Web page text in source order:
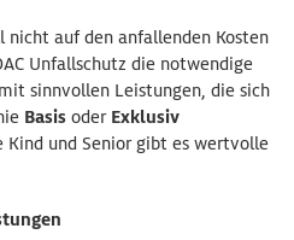
nicht auf den anfallenden Kosten
Unfallschutz die notwendige
sinnvollen Leistungen, die sich
Basis oder Exklusiv
Kind und Senior gibt es wertvolle